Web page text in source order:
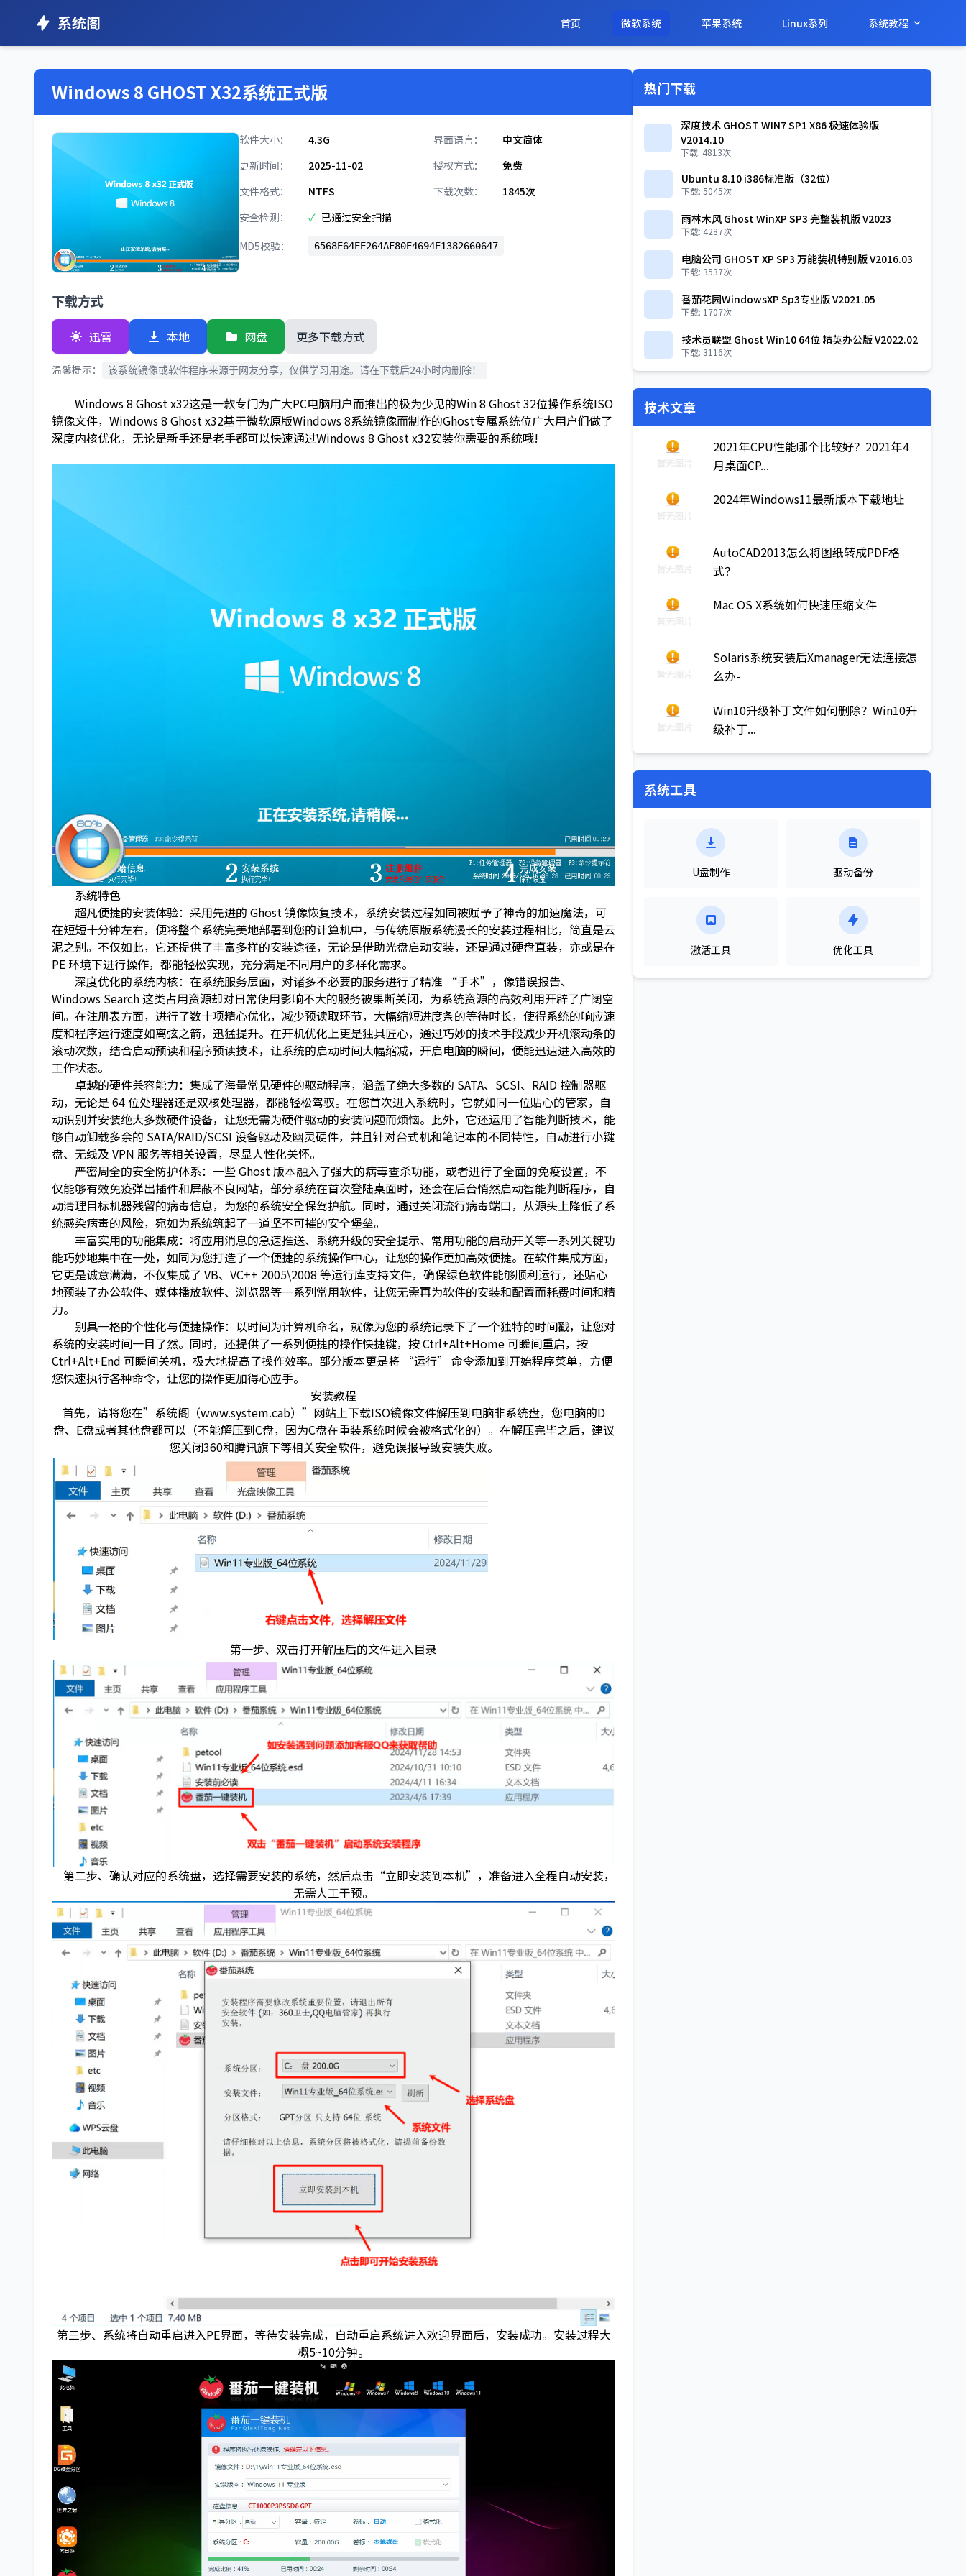
系统阁 首页 微软系统 苹果系统 Linux系列 系统教程
Windows 8 GHOST X32系统正式版
软件大小： 4.3G 界面语言：
中文简体
更新时间：
2025-11-02 授权方式：
免费
文件格式：
NTFS 下载次数：
1845次
安全检测：
✓ 已通过安全扫描
MD5校验：
6568E64EE264AF80E4694E1382660647
下载方式
迅雷 本地 网盘 更多下载方式
温馨提示： 该系统镜像或软件程序来源于网友分享，仅供学习用途。请在下载后24小时内删除！
Windows 8 Ghost x32这是一款专门为广大PC电脑用户而推出的极为少见的Win 8 Ghost 32位操作系统ISO
镜像文件，Windows 8 Ghost x32基于微软原版Windows 8系统镜像而制作的Ghost专属系统位广大用户们做了
深度内核优化，无论是新手还是老手都可以快速通过Windows 8 Ghost x32安装你需要的系统哦!
系统特色
超凡便捷的安装体验：采用先进的 Ghost 镜像恢复技术，系统安装过程如同被赋予了神奇的加速魔法，可
在短短十分钟左右，便将整个系统完美地部署到您的计算机中，与传统原版系统漫长的安装过程相比，简直是云
泥之别。不仅如此，它还提供了丰富多样的安装途径，无论是借助光盘启动安装，还是通过硬盘直装，亦或是在
PE 环境下进行操作，都能轻松实现，充分满足不同用户的多样化需求。
深度优化的系统内核：在系统服务层面，对诸多不必要的服务进行了精准 “手术”，像错误报告、
Windows Search 这类占用资源却对日常使用影响不大的服务被果断关闭，为系统资源的高效利用开辟了广阔空
间。在注册表方面，进行了数十项精心优化，减少预读取环节，大幅缩短进度条的等待时长，使得系统的响应速
度和程序运行速度如离弦之箭，迅猛提升。在开机优化上更是独具匠心，通过巧妙的技术手段减少开机滚动条的
滚动次数，结合启动预读和程序预读技术，让系统的启动时间大幅缩减，开启电脑的瞬间，便能迅速进入高效的
工作状态。
卓越的硬件兼容能力：集成了海量常见硬件的驱动程序，涵盖了绝大多数的 SATA、SCSI、RAID 控制器驱
动，无论是 64 位处理器还是双核处理器，都能轻松驾驭。在您首次进入系统时，它就如同一位贴心的管家，自
动识别并安装绝大多数硬件设备，让您无需为硬件驱动的安装问题而烦恼。此外，它还运用了智能判断技术，能
够自动卸载多余的 SATA/RAID/SCSI 设备驱动及幽灵硬件，并且针对台式机和笔记本的不同特性，自动进行小键
盘、无线及 VPN 服务等相关设置，尽显人性化关怀。
严密周全的安全防护体系：一些 Ghost 版本融入了强大的病毒查杀功能，或者进行了全面的免疫设置，不
仅能够有效免疫弹出插件和屏蔽不良网站，部分系统在首次登陆桌面时，还会在后台悄然启动智能判断程序，自
动清理目标机器残留的病毒信息，为您的系统安全保驾护航。同时，通过关闭流行病毒端口，从源头上降低了系
统感染病毒的风险，宛如为系统筑起了一道坚不可摧的安全堡垒。
丰富实用的功能集成：将应用消息的急速推送、系统升级的安全提示、常用功能的启动开关等一系列关键功
能巧妙地集中在一处，如同为您打造了一个便捷的系统操作中心，让您的操作更加高效便捷。在软件集成方面，
它更是诚意满满，不仅集成了 VB、VC++ 2005\2008 等运行库支持文件，确保绿色软件能够顺利运行，还贴心
地预装了办公软件、媒体播放软件、浏览器等一系列常用软件，让您无需再为软件的安装和配置而耗费时间和精
力。
别具一格的个性化与便捷操作：以时间为计算机命名，就像为您的系统记录下了一个独特的时间戳，让您对
系统的安装时间一目了然。同时，还提供了一系列便捷的操作快捷键，按 Ctrl+Alt+Home 可瞬间重启，按
Ctrl+Alt+End 可瞬间关机，极大地提高了操作效率。部分版本更是将 “运行” 命令添加到开始程序菜单，方便
您快速执行各种命令，让您的操作更加得心应手。
安装教程
首先，请将您在”系统阁（www.system.cab）”网站上下载ISO镜像文件解压到电脑非系统盘，您电脑的D
盘、E盘或者其他盘都可以（不能解压到C盘，因为C盘在重装系统时候会被格式化的）。在解压完毕之后，建议
您关闭360和腾讯旗下等相关安全软件，避免误报导致安装失败。
第一步、双击打开解压后的文件进入目录
第二步、确认对应的系统盘，选择需要安装的系统，然后点击“立即安装到本机”，准备进入全程自动安装，
无需人工干预。
第三步、系统将自动重启进入PE界面，等待安装完成，自动重启系统进入欢迎界面后，安装成功。安装过程大
概5~10分钟。
热门下载
深度技术 GHOST WIN7 SP1 X86 极速体验版
V2014.10
下载: 4813次
Ubuntu 8.10 i386标准版（32位）
下载: 5045次
雨林木风 Ghost WinXP SP3 完整装机版 V2023
下载: 4287次
电脑公司 GHOST XP SP3 万能装机特别版 V2016.03
下载: 3537次
番茄花园WindowsXP Sp3专业版 V2021.05
下载: 1707次
技术员联盟 Ghost Win10 64位 精英办公版 V2022.02
下载: 3116次
技术文章
2021年CPU性能哪个比较好？2021年4
月桌面CP...
2024年Windows11最新版本下载地址
AutoCAD2013怎么将图纸转成PDF格
式？
Mac OS X系统如何快速压缩文件
Solaris系统安装后Xmanager无法连接怎
么办-
Win10升级补丁文件如何删除？Win10升
级补丁...
系统工具
U盘制作 驱动备份
激活工具 优化工具